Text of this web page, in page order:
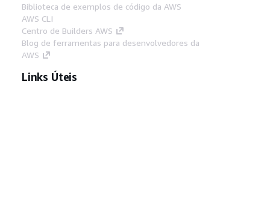
Biblioteca de exemplos de código da AWS
AWS CLI
Centro de Builders AWS
Blog de ferramentas para desenvolvedores da
AWS
Links Úteis